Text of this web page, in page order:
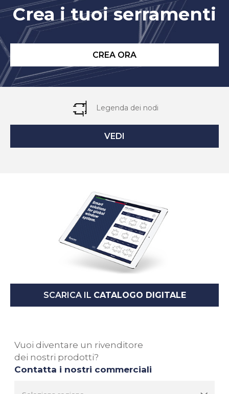
Crea i tuoi serramenti
CREA ORA
Legenda dei nodi
VEDI
SCARICA IL CATALOGO DIGITALE
Vuoi diventare un rivenditore
dei nostri prodotti?
Contatta i nostri commerciali